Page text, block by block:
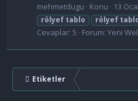
mehmetdugu
Konu 13
rölyef tablo rölyef
Cevaplar: 5 Forum:Yeni
Etiketler